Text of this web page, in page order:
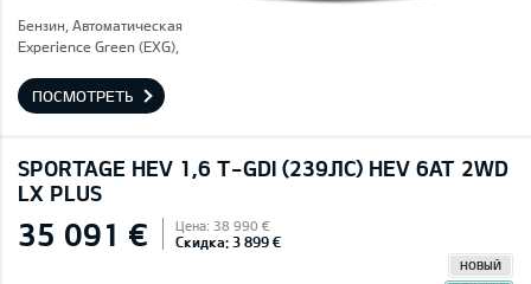
Бензин, Автоматическая
Experience Green (EXG),
ПОСМОТРЕТЬ
SPORTAGE HEV 1,6 T-GDI (239ЛС) HEV 6AT 2WD
LX PLUS
35 091 € Цена: 38 990 €
Скидка: 3 899 €
НОВЫЙ